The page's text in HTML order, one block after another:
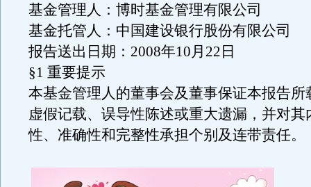
基金管理人：博时基金管理有限公司
基金托管人：中国建设银行股份有限公司
报告送出日期：2008年10月22日
§1 重要提示
本基金管理人的董事会及董事保证本报告所
虚假记载、误导性陈述或重大遗漏，并对其
性、准确性和完整性承担个别及连带责任。